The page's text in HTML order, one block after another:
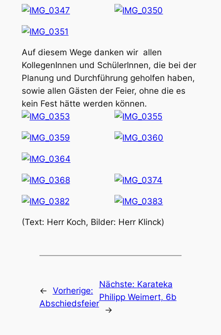
Auf diesem Wege danken wir allen
KollegenInnen und SchülerInnen, die bei der
Planung und Durchführung geholfen haben,
sowie allen Gästen der Feier, ohne die es
kein Fest hätte werden können.
(Text: Herr Koch, Bilder: Herr Klinck)
← Vorherige:
Abschiedsfeier
Nächste: Karateka
Philipp Weimert, 6b
→